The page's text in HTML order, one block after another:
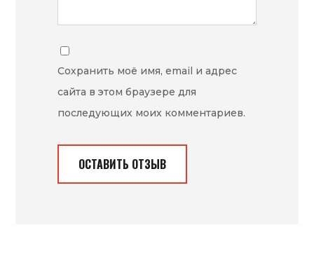
Сохранить моё имя, email и адрес
сайта в этом браузере для
последующих моих комментариев.